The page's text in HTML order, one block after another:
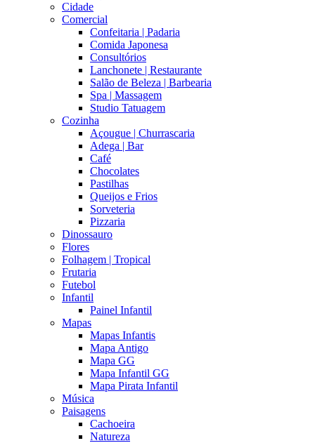
Cidade
Comercial
Confeitaria | Padaria
Comida Japonesa
Consultórios
Lanchonete | Restaurante
Salão de Beleza | Barbearia
Spa | Massagem
Studio Tatuagem
Cozinha
Açougue | Churrascaria
Adega | Bar
Café
Chocolates
Pastilhas
Queijos e Frios
Sorveteria
Pizzaria
Dinossauro
Flores
Folhagem | Tropical
Frutaria
Futebol
Infantil
Painel Infantil
Mapas
Mapas Infantis
Mapa Antigo
Mapa GG
Mapa Infantil GG
Mapa Pirata Infantil
Música
Paisagens
Cachoeira
Natureza